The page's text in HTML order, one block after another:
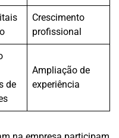
Crescimento
profissional
de
Ampliação de
experiência